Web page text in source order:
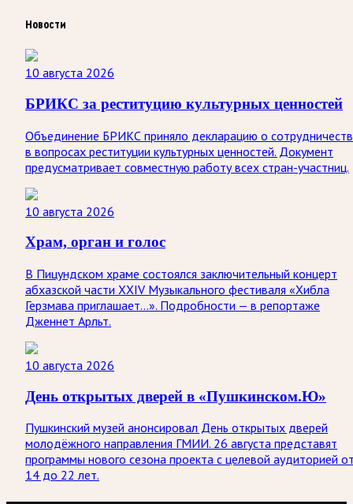
Новости
10 августа 2026
БРИКС за реституцию культурных ценностей
Объединение БРИКС приняло декларацию о
в вопросах реституции культурных ценностей. Документ
предусматривает совместную работу всех стран-участниц.
10 августа 2026
Храм, орган и голос
В Пицундском храме состоялся заключительный концерт
абхазской части XXIV Музыкального фестиваля «Хибла
Герзмава приглашает…». Подробности — в репортаже
Дженнет Арльт.
10 августа 2026
День открытых дверей в «Пушкинском.Ю»
Пушкинский музей анонсировал День открытых дверей
молодёжного направления ГМИИ. 26 августа представят
программы нового сезона проекта с целевой аудиторией
14 до 22 лет.